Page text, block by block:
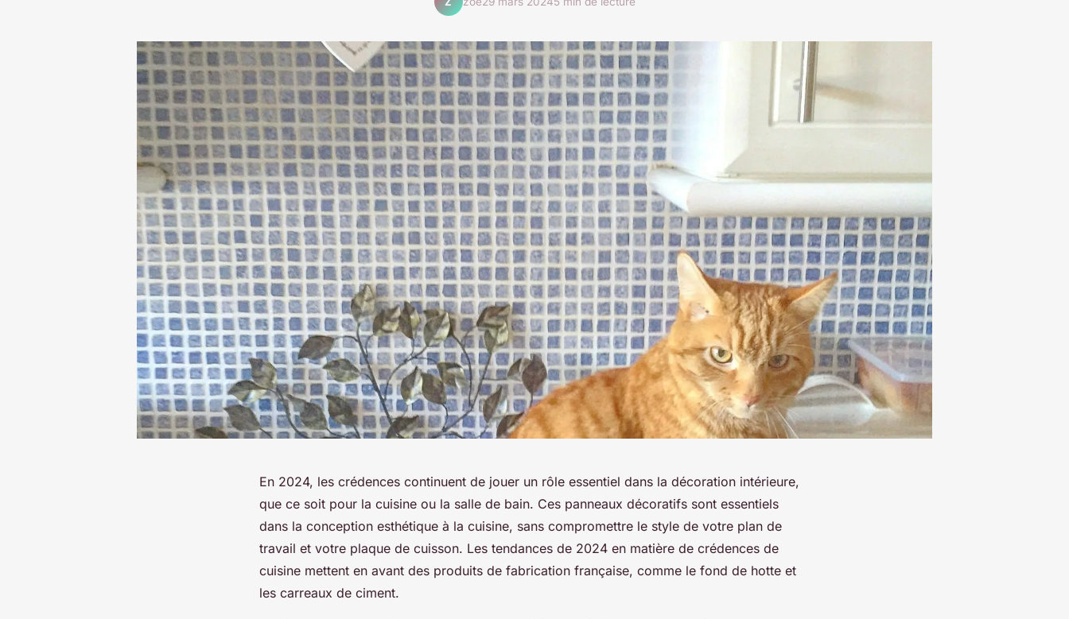
En 2024, les crédences continuent de jouer un rôle essentiel dans la décoration intérieure,
que ce soit pour la cuisine ou la salle de bain. Ces panneaux décoratifs sont essentiels
dans la conception esthétique à la cuisine, sans compromettre le style de votre plan de
travail et votre plaque de cuisson. Les tendances de 2024 en matière de crédences de
cuisine mettent en avant des produits de fabrication française, comme le fond de hotte et
les carreaux de ciment.